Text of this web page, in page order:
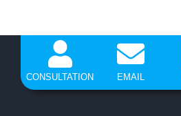
CONSULTATION EMAIL